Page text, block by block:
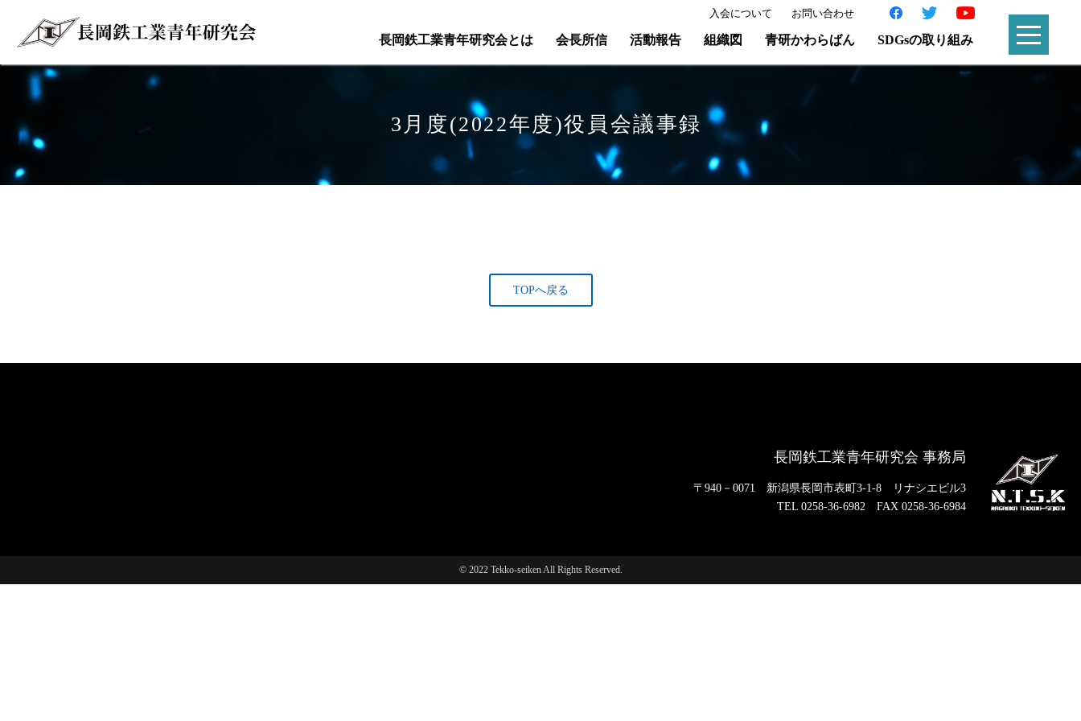
入会について お問い合わせ
長岡鉄工業青年研究会とは 会長所信 活動報告 組織図 青研かわらばん SDGsの取り組み
3月度(2022年度)役員会議事録
TOPへ戻る
長岡鉄工業青年研究会 事務局
〒940－0071
新潟県長岡市表町3-1-8 リナシエビル3
TEL 0258-36-6982 FAX 0258-36-6984
© 2022 Tekko-seiken All Rights Reserved.